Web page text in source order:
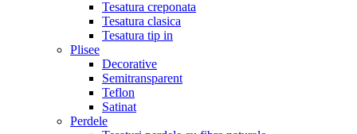
Tesatura creponata
Tesatura clasica
Tesatura tip in
Plisee
Decorative
Semitransparent
Teflon
Satinat
Perdele